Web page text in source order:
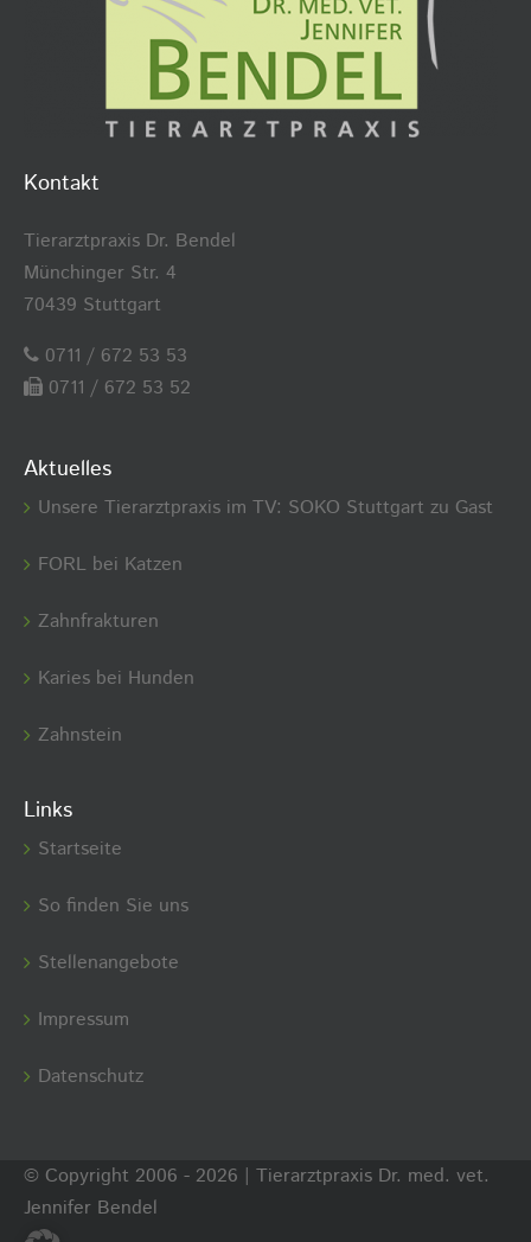
Kontakt
Tierarztpraxis Dr. Bendel
Münchinger Str. 4
70439 Stuttgart
0711 / 672 53 53
0711 / 672 53 52
Aktuelles
Unsere Tierarztpraxis im TV: SOKO Stuttgart zu Gast
FORL bei Katzen
Zahnfrakturen
Karies bei Hunden
Zahnstein
Links
Startseite
So finden Sie uns
Stellenangebote
Impressum
Datenschutz
© Copyright 2006 - 2026 | Tierarztpraxis Dr. med. vet.
Jennifer Bendel